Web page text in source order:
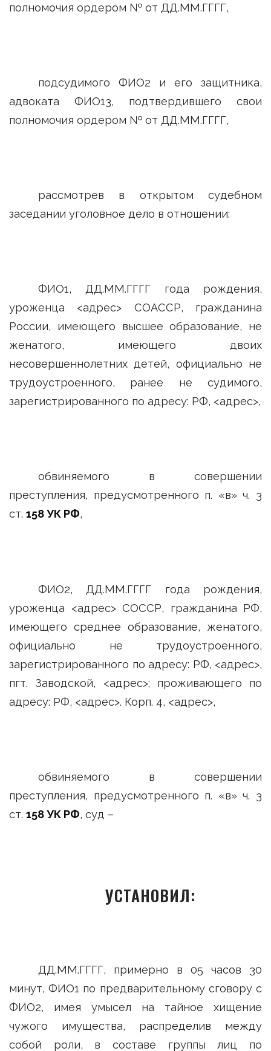
полномочия ордером № от ДД.ММ.ГГГГ,
подсудимого ФИО2 и его защитника,
адвоката ФИО13, подтвердившего свои
полномочия ордером № от ДД.ММ.ГГГГ,
рассмотрев в открытом судебном
заседании уголовное дело в отношении:
ФИО1, ДД.ММ.ГГГГ года рождения,
уроженца <адрес> СОАССР, гражданина
России, имеющего высшее образование, не
женатого, имеющего двоих
несовершеннолетних детей, официально не
трудоустроенного, ранее не судимого,
зарегистрированного по адресу: РФ, <адрес>,
обвиняемого в совершении
преступления, предусмотренного п. «в» ч. 3
ст. 158 УК РФ,
ФИО2, ДД.ММ.ГГГГ года рождения,
уроженца <адрес> СОССР, гражданина РФ,
имеющего среднее образование, женатого,
официально не трудоустроенного,
зарегистрированного по адресу: РФ, <адрес>,
пгт. Заводской, <адрес>; проживающего по
адресу: РФ, <адрес>. Корп. 4, <адрес>,
обвиняемого в совершении
преступления, предусмотренного п. «в» ч. 3
ст. 158 УК РФ, суд –
УСТАНОВИЛ:
ДД.ММ.ГГГГ, примерно в 05 часов 30
минут, ФИО1 по предварительному сговору с
ФИО2, имея умысел на тайное хищение
чужого имущества, распределив между
собой роли, в составе группы лиц по